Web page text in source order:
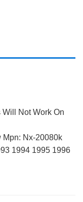
Not Work On
Mpn: Nx-20080k
1994 1995 1996